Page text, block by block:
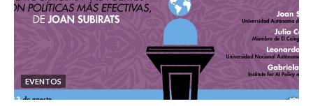
EVENTOS